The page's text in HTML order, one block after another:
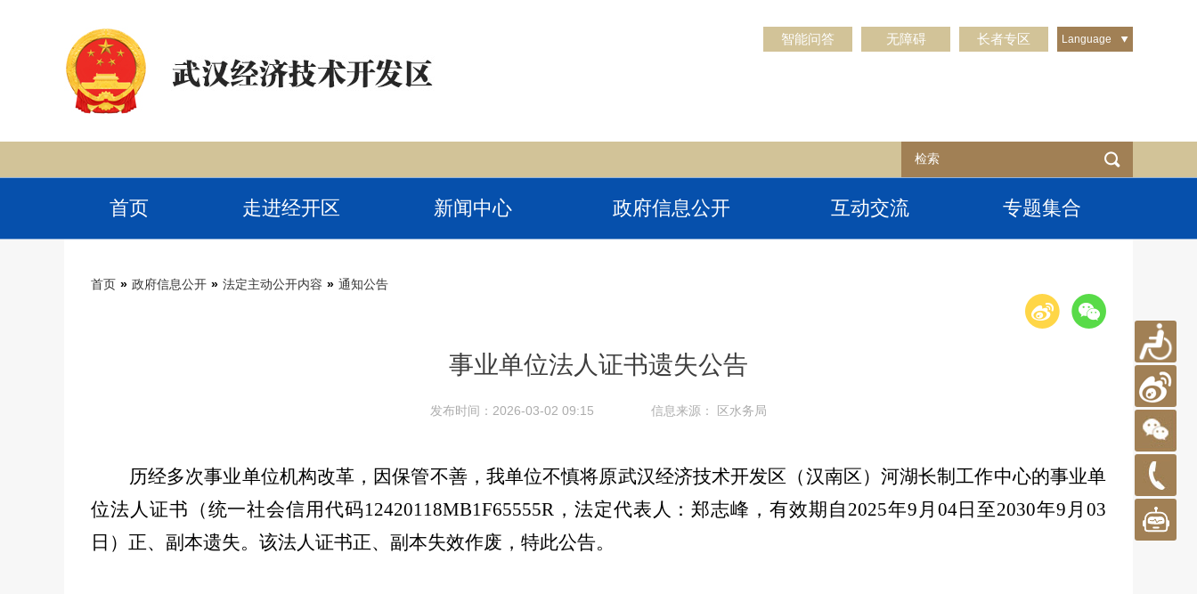
智能问答 无障碍 长者专区 Language
首页 走进经开区 新闻中心 政府信息公开 互动交流 专题集合
首页 » 政府信息公开 » 法定主动公开内容 » 通知公告
事业单位法人证书遗失公告
发布时间：2026-03-02 09:15 信息来源： 区水务局
历经多次事业单位机构改革，因保管不善，我单位不慎将原武汉经济技术开发区（汉南区）河湖长制工作中心的事业单
位法人证书（统一社会信用代码12420118MB1F65555R，法定代表人：郑志峰，有效期自 2025年9 月 04日至2030年9 月03
日）正、副本遗失。该法人证书正、副本失效作废，特此公告。